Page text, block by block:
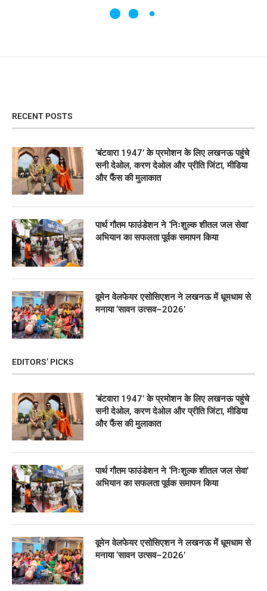
RECENT POSTS
‘बंटवारा 1947’ के प्रमोशन के लिए लखनऊ पहुंचे
सनी देओल, करण देओल और प्रीति जिंटा, मीडिया
और फैंस की मुलाकात
पार्थ गौतम फाउंडेशन ने ‘निःशुल्क शीतल जल सेवा’
अभियान का सफलता पूर्वक समापन किया
वूमेन वेलफेयर एसोसिएशन ने लखनऊ में धूमधाम से
मनाया ‘सावन उत्सव–2026’
EDITORS’ PICKS
‘बंटवारा 1947’ के प्रमोशन के लिए लखनऊ पहुंचे
सनी देओल, करण देओल और प्रीति जिंटा, मीडिया
और फैंस की मुलाकात
पार्थ गौतम फाउंडेशन ने ‘निःशुल्क शीतल जल सेवा’
अभियान का सफलता पूर्वक समापन किया
वूमेन वेलफेयर एसोसिएशन ने लखनऊ में धूमधाम से
मनाया ‘सावन उत्सव–2026’